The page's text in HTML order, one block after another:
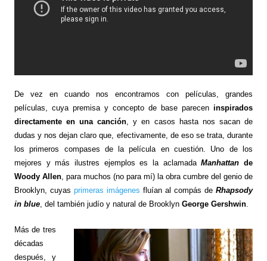
De vez en cuando nos encontramos con películas, grandes
películas, cuya premisa y concepto de base pareceninspirados
directamente en una canción, y en casos hasta nos sacan de
dudas y nos dejan claro que, efectivamente, de eso se trata, durante
los primeros compases de la película en cuestión. Uno de los
mejores y más ilustres ejemplos es la aclamadaManhattande
Woody Allen, para muchos (no para mí) la obra cumbre del genio de
Brooklyn, cuyas primeras imágenes fluían al compás deRhapsody
in blue, del también judío y natural de Brooklyn George Gershwin.
Más de tres
décadas
después, y